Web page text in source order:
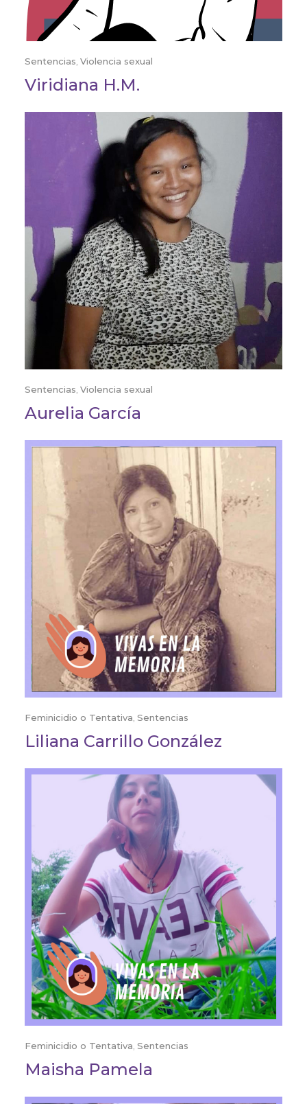
Sentencias ,Violencia sexual
Viridiana H.M.
Sentencias ,Violencia sexual
Aurelia García
Feminicidio o Tentativa ,Sentencias
Liliana Carrillo González
Feminicidio o Tentativa ,Sentencias
Maisha Pamela